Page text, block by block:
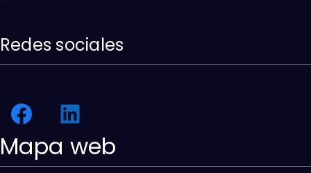
Redes sociales
Mapa web